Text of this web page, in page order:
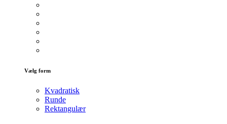
Vælg form
Kvadratisk
Runde
Rektangulær